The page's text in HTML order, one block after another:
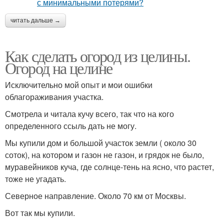
читать дальше →
Как сделать огород из целины.
Огород на целине
Исключительно мой опыт и мои ошибки
облагораживания участка.
Смотрела и читала кучу всего, так что на кого
определенного ссыль дать не могу.
Мы купили дом и большой участок земли ( около 30
соток), на котором и газон не газон, и грядок не было,
муравейников куча, где солнце-тень на ясно, что растет,
тоже не угадать.
Северное направление. Около 70 км от Москвы.
Вот так мы купили.